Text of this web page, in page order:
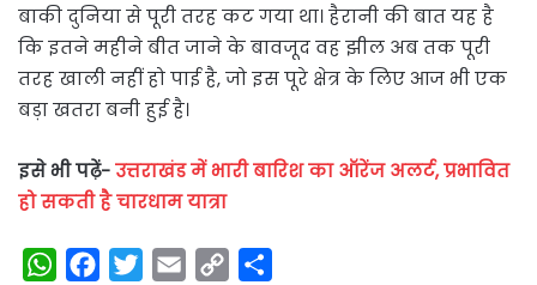
बाकी दुनिया से पूरी तरह कट गया था। हैरानी की बात यह है
कि इतने महीने बीत जाने के बावजूद वह झील अब तक पूरी
तरह खाली नहीं हो पाई है, जो इस पूरे क्षेत्र के लिए आज भी एक
बड़ा खतरा बनी हुई है।
इसे भी पढ़ें-उत्तराखंड में भारी बारिश का ऑरेंज अलर्ट, प्रभावित
हो सकती है चारधाम यात्रा
W